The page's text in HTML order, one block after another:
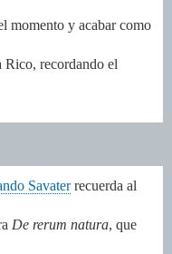
momento y acabar como
Rico, recordando el
Savaterrecuerda al
De rerum natura, que